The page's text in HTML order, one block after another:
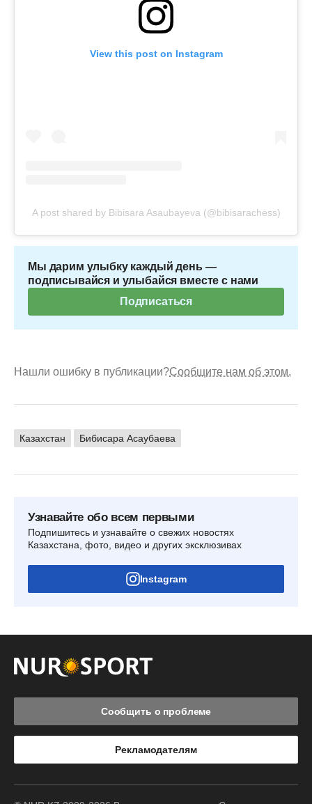
View this post on Instagram
A post shared by Bibisara Asaubayeva (@bibisarachess)
Мы дарим улыбку каждый день —
подписывайся и улыбайся вместе с нами
Подписаться
Нашли ошибку в публикации?Сообщите нам об этом.
Казахстан Бибисара Асаубаева
Узнавайте обо всем первыми
Подпишитесь и узнавайте о свежих новостях
Казахстана, фото, видео и других эксклюзивах
Instagram
Сообщить о проблеме
Рекламодателям